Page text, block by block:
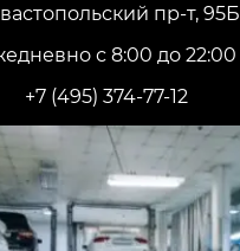
пр-т, 95Б
с 8:00 до 22:00
+7 (495) 374-77-12